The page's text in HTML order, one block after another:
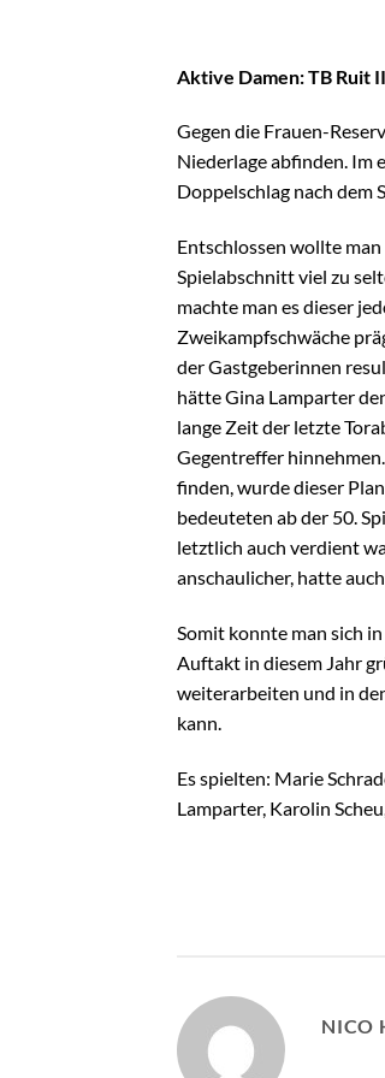
Aktive Damen: TB Ruit
Gegen die Frauen-
Niederlage abfinden. Im
Doppelschlag nach dem
Entschlossen wollte
Spielabschnitt viel zu
machte man es dieser
Zweikampfschwäche
der Gastgeberinnen
hätte Gina Lamparter
lange Zeit der letzte
Gegentreffer
finden, wurde dieser
bedeuteten ab der 50.
letztlich auch verdient
anschaulicher, hatte
Somit konnte man sich
Auftakt in diesem Jahr
weiterarbeiten und in
kann.
Es spielten: Marie
Lamparter, Karolin
NICO